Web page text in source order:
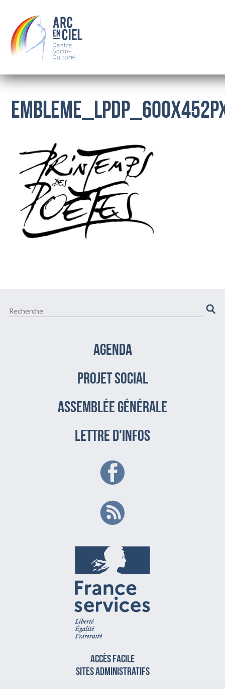
QUI SOMMES-NOUS ?
LE CONSEIL D’ADMINISTRATION
LES SALARIÉS
OÙ NOUS TROUVER
BOURSE
FAMILLE
SOLIDARITÉ
AGENDA
PROJET SOCIAL
assemblée générale
LETTRE D'INFOS
Accès facile
sites administratifs